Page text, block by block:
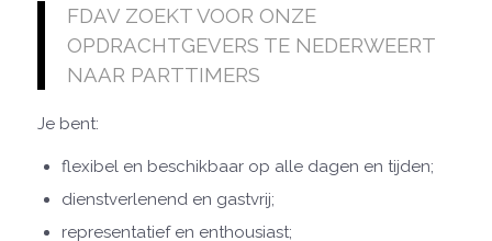
FDAV ZOEKT VOOR ONZE
OPDRACHTGEVERS TE NEDERWEERT
NAAR PARTTIMERS
Je bent:
flexibel en beschikbaar op alle dagen en tijden;
dienstverlenend en gastvrij;
representatief en enthousiast;